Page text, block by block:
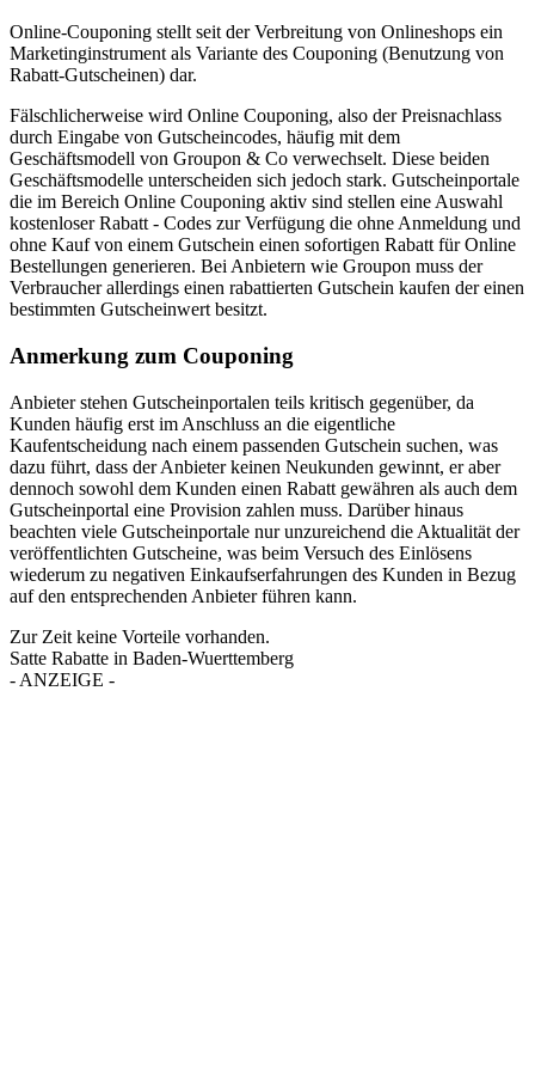
Online-Couponing stellt seit der Verbreitung von Onlineshops ein
Marketinginstrument als Variante des Couponing (Benutzung von
Rabatt-Gutscheinen) dar.
Fälschlicherweise wird Online Couponing, also der Preisnachlass
durch Eingabe von Gutscheincodes, häufig mit dem
Geschäftsmodell von Groupon & Co verwechselt. Diese beiden
Geschäftsmodelle unterscheiden sich jedoch stark. Gutscheinportale
die im Bereich Online Couponing aktiv sind stellen eine Auswahl
kostenloser Rabatt - Codes zur Verfügung die ohne Anmeldung und
ohne Kauf von einem Gutschein einen sofortigen Rabatt für Online
Bestellungen generieren. Bei Anbietern wie Groupon muss der
Verbraucher allerdings einen rabattierten Gutschein kaufen der einen
bestimmten Gutscheinwert besitzt.
Anmerkung zum Couponing
Anbieter stehen Gutscheinportalen teils kritisch gegenüber, da
Kunden häufig erst im Anschluss an die eigentliche
Kaufentscheidung nach einem passenden Gutschein suchen, was
dazu führt, dass der Anbieter keinen Neukunden gewinnt, er aber
dennoch sowohl dem Kunden einen Rabatt gewähren als auch dem
Gutscheinportal eine Provision zahlen muss. Darüber hinaus
beachten viele Gutscheinportale nur unzureichend die Aktualität der
veröffentlichten Gutscheine, was beim Versuch des Einlösens
wiederum zu negativen Einkaufserfahrungen des Kunden in Bezug
auf den entsprechenden Anbieter führen kann.
Zur Zeit keine Vorteile vorhanden.
Satte Rabatte in Baden-Wuerttemberg
- ANZEIGE -